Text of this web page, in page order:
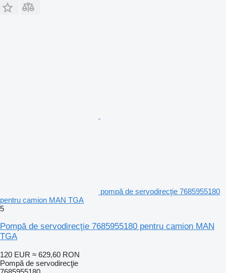
pompă de servodirecţie 7685955180
pentru camion MAN TGA
5
Pompă de servodirecţie 7685955180 pentru camion MAN
TGA
120 EUR ≈ 629,60 RON
Pompă de servodirecţie